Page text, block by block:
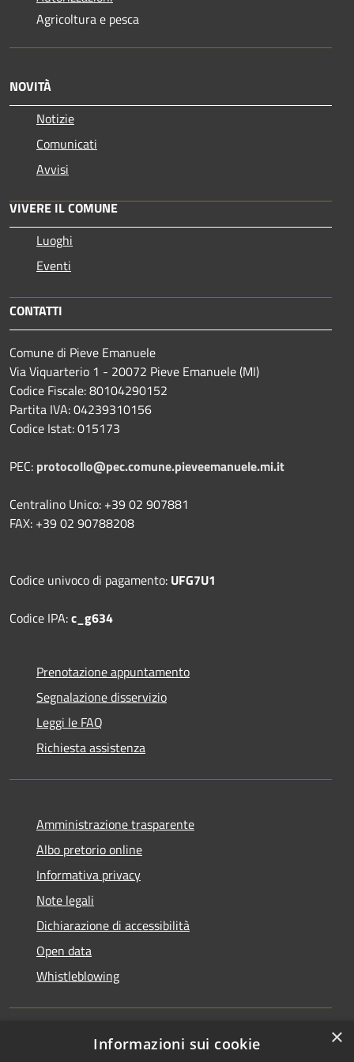
Agricoltura e pesca
NOVITÀ
Notizie
Comunicati
Avvisi
VIVERE IL COMUNE
Luoghi
Eventi
CONTATTI
Comune di Pieve Emanuele
Via Viquarterio 1 - 20072 Pieve Emanuele (MI)
Codice Fiscale: 80104290152
Partita IVA: 04239310156
Codice Istat: 015173
PEC: protocollo@pec.comune.pieveemanuele.mi.it
Centralino Unico: +39 02 907881
FAX: +39 02 90788208
Codice univoco di pagamento: UFG7U1
Codice IPA:c_g634
Prenotazione appuntamento
Segnalazione disservizio
Leggi le FAQ
Richiesta assistenza
Amministrazione trasparente
Albo pretorio online
Informativa privacy
Note legali
Dichiarazione di accessibilità
Open data
Whistleblowing
Copyright © 2026 • Comune di
×
Informazioni sui cookie